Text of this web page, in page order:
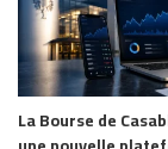
La Bourse de